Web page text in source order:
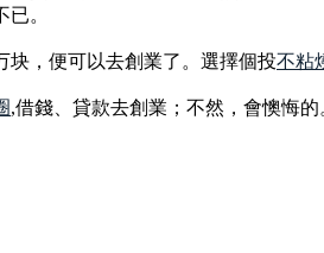
。
块，便可以去創業了。選擇個投不粘
,借錢、貸款去創業；不然，會懊悔的